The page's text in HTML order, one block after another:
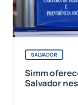
SALVADOR
Simm
Salvador